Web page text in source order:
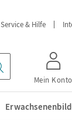
Service & Hilfe
Mein Konto